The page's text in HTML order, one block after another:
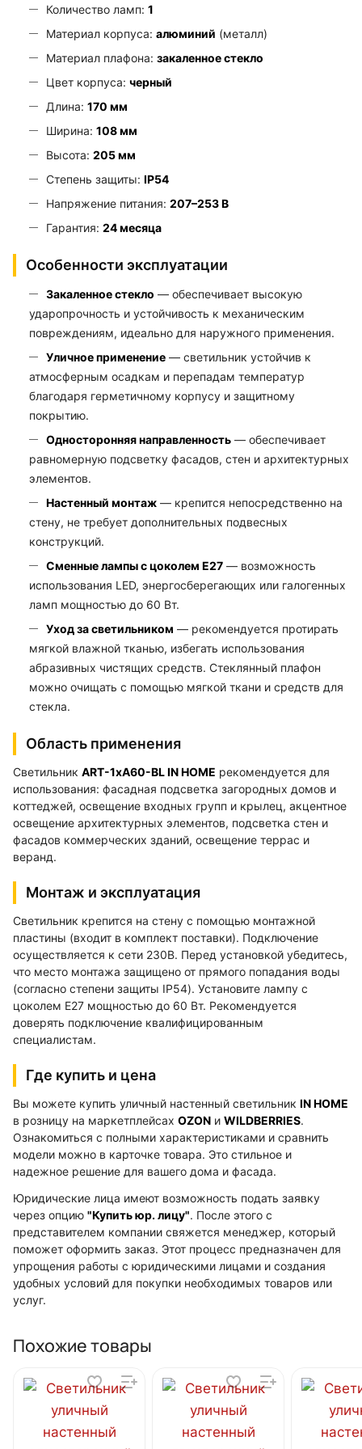
Количество ламп: 1
Материал корпуса: алюминий (металл)
Материал плафона: закаленное стекло
Цвет корпуса: черный
Длина: 170 мм
Ширина: 108 мм
Высота: 205 мм
Степень защиты: IP54
Напряжение питания: 207–253 В
Гарантия: 24 месяца
Особенности эксплуатации
Закаленное стекло — обеспечивает высокую
ударопрочность и устойчивость к механическим
повреждениям, идеально для наружного применения.
Уличное применение — светильник устойчив к
атмосферным осадкам и перепадам температур
благодаря герметичному корпусу и защитному
покрытию.
Односторонняя направленность — обеспечивает
равномерную подсветку фасадов, стен и архитектурных
элементов.
Настенный монтаж — крепится непосредственно на
стену, не требует дополнительных подвесных
конструкций.
Сменные лампы с цоколем E27 — возможность
использования LED, энергосберегающих или галогенных
ламп мощностью до 60 Вт.
Уход за светильником — рекомендуется протирать
мягкой влажной тканью, избегать использования
абразивных чистящих средств. Стеклянный плафон
можно очищать с помощью мягкой ткани и средств для
стекла.
Область применения
Светильник ART-1хA60-BL IN HOME рекомендуется для
использования: фасадная подсветка загородных домов и
коттеджей, освещение входных групп и крылец, акцентное
освещение архитектурных элементов, подсветка стен и
фасадов коммерческих зданий, освещение террас и
веранд.
Монтаж и эксплуатация
Светильник крепится на стену с помощью монтажной
пластины (входит в комплект поставки). Подключение
осуществляется к сети 230В. Перед установкой убедитесь,
что место монтажа защищено от прямого попадания воды
(согласно степени защиты IP54). Установите лампу с
цоколем E27 мощностью до 60 Вт. Рекомендуется
доверять подключение квалифицированным
специалистам.
Где купить и цена
Вы можете купить уличный настенный светильник IN HOME
в розницу на маркетплейсах OZON и WILDBERRIES.
Ознакомиться с полными характеристиками и сравнить
модели можно в карточке товара. Это стильное и
надежное решение для вашего дома и фасада.
Юридические лица имеют возможность подать заявку
через опцию "Купить юр. лицу". После этого с
представителем компании свяжется менеджер, который
поможет оформить заказ. Этот процесс предназначен для
упрощения работы с юридическими лицами и создания
удобных условий для покупки необходимых товаров или
услуг.
Похожие товары